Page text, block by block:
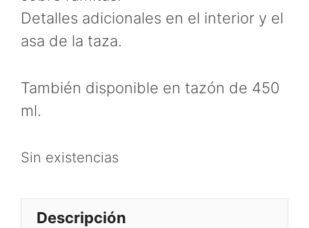
Detalles adicionales en el interior y el
asa de la taza.
También disponible en tazón de 450
ml.
Sin existencias
Descripción